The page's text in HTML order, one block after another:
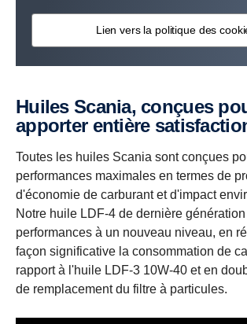
Lien vers la politique des
Huiles Scania, conçues pour vous
apporter entière
Toutes les huiles Scania sont conçues
performances maximales en termes de
d'économie de carburant et d'impact
Notre huile LDF-4 de dernière
performances à un nouveau niveau, en
façon significative la consommation de
rapport à l'huile LDF-3 10W-40 et en
de remplacement du filtre à particules.